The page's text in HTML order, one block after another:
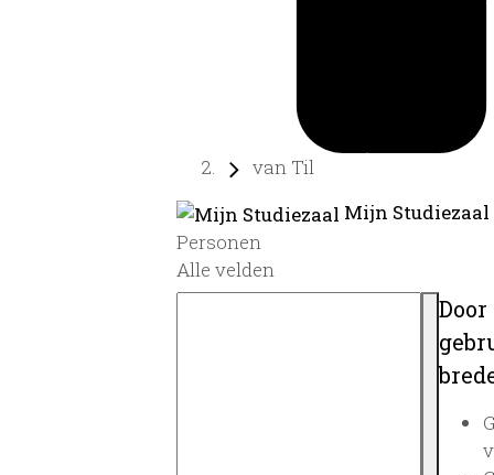
van Til
Mijn
Personen
Alle velden